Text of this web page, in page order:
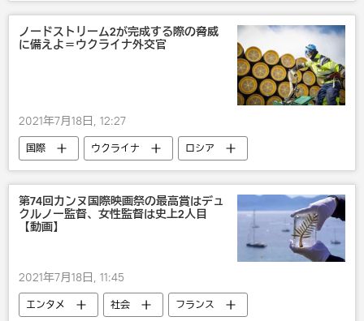
Moderna
新型コロナウイルス
AstraZeneca
ノードストリーム2が完成する際の脅威
に備えよ＝ウクライナ外交官
2021年7月18日, 12:27
国際 ウクライナ
ロシア
米国
第74回カンヌ国際映画祭の最高賞はデュ
クルノー監督、女性監督は史上2人目
【動画】
2021年7月18日, 11:45
エンタメ 社会
フランス